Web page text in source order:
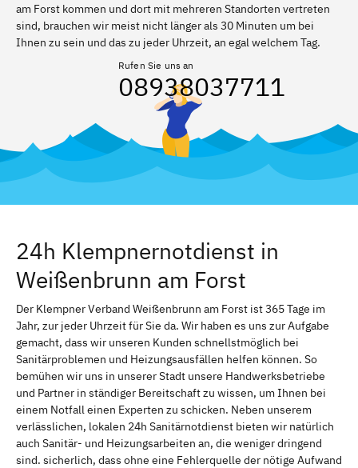
am Forst kommen und dort mit mehreren Standorten vertreten
sind, brauchen wir meist nicht länger als 30 Minuten um bei
Ihnen zu sein und das zu jeder Uhrzeit, an egal welchem Tag.
Rufen Sie uns an
08938037711
24h Klempnernotdienst in
Weißenbrunn am Forst
Der Klempner Verband Weißenbrunn am Forst ist 365 Tage im
Jahr, zur jeder Uhrzeit für Sie da. Wir haben es uns zur Aufgabe
gemacht, dass wir unseren Kunden schnellstmöglich bei
Sanitärproblemen und Heizungsausfällen helfen können. So
bemühen wir uns in unserer Stadt unsere Handwerksbetriebe
und Partner in ständiger Bereitschaft zu wissen, um Ihnen bei
einem Notfall einen Experten zu schicken. Neben unserem
verlässlichen, lokalen 24h Sanitärnotdienst bieten wir natürlich
auch Sanitär- und Heizungsarbeiten an, die weniger dringend
sind. sicherlich, dass ohne eine Fehlerquelle der nötige Aufwand